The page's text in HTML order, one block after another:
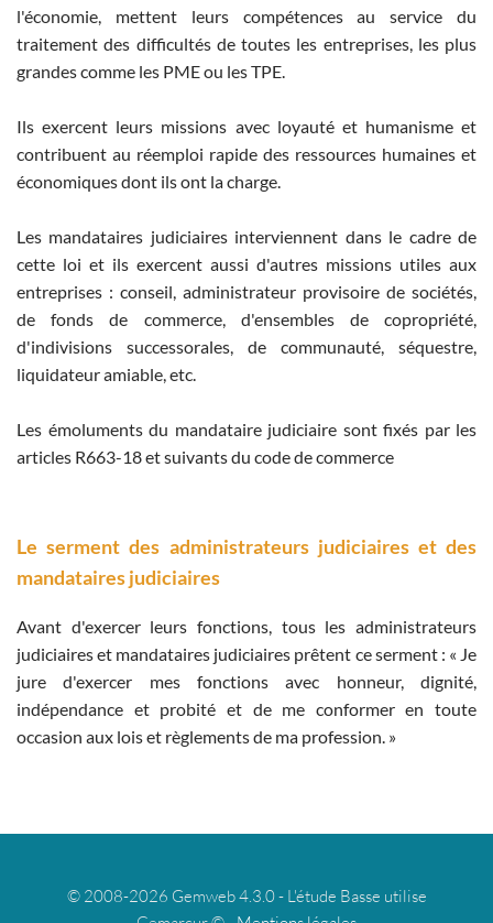
l'économie, mettent leurs compétences au service du
traitement des difficultés de toutes les entreprises, les plus
grandes comme les PME ou les TPE.
Ils exercent leurs missions avec loyauté et humanisme et
contribuent au réemploi rapide des ressources humaines et
économiques dont ils ont la charge.
Les mandataires judiciaires interviennent dans le cadre de
cette loi et ils exercent aussi d'autres missions utiles aux
entreprises : conseil, administrateur provisoire de sociétés,
de fonds de commerce, d'ensembles de copropriété,
d'indivisions successorales, de communauté, séquestre,
liquidateur amiable, etc.
Les émoluments du mandataire judiciaire sont fixés par les
articles R663-18 et suivants du code de commerce
Le serment des administrateurs judiciaires et des
mandataires judiciaires
Avant d'exercer leurs fonctions, tous les administrateurs
judiciaires et mandataires judiciaires prêtent ce serment : « Je
jure d'exercer mes fonctions avec honneur, dignité,
indépendance et probité et de me conformer en toute
occasion aux lois et règlements de ma profession. »
© 2008-2026 Gemweb 4.3.0 - L'étude Basse utilise